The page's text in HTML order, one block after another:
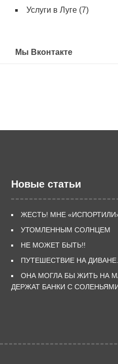
Услуги в Луге (7)
Мы Вконтакте
Новые статьи
ЖЕСТЬ! МНЕ
УТОМЛЕННЫМ СОЛНЦЕМ
НЕ МОЖЕТ БЫТЬ!!
ПУТЕШЕСТВИЕ НА
ОНА МОГЛА БЫ ЖИТЬ НА
ДЕРЖАТ БАНКИ С